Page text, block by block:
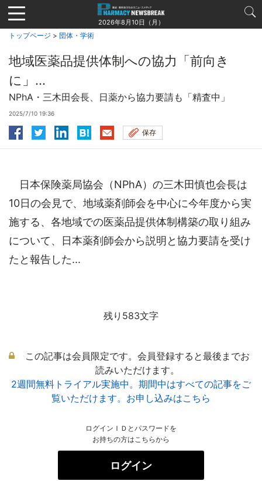
Jump
to
navigation
2026年8月10日（月）
トップページ > 団体・学術
地域医薬品提供体制への協力「前向き
に」…
NPhA・三木田会長、日薬から協力要請も「精査中」
2025/7/10 19:36
保存
日本保険薬局協会（NPhA）の三木田慎也会長は
10日の会見で、地域薬剤師会を中心に今年度から実
施する、各地域での医薬品提供体制構築の取り組み
について、日本薬剤師会から説明と協力要請を受け
たと報告した...
残り583文字
この記事は会員限定です。会員登録すると最後までお
読みいただけます。
2週間無料トライアル実施中。期間中はすべての記事をご
覧いただけます。お申し込みはこちら
ログインＩＤとパスワードを
お持ちの方はこちらから
ログイン